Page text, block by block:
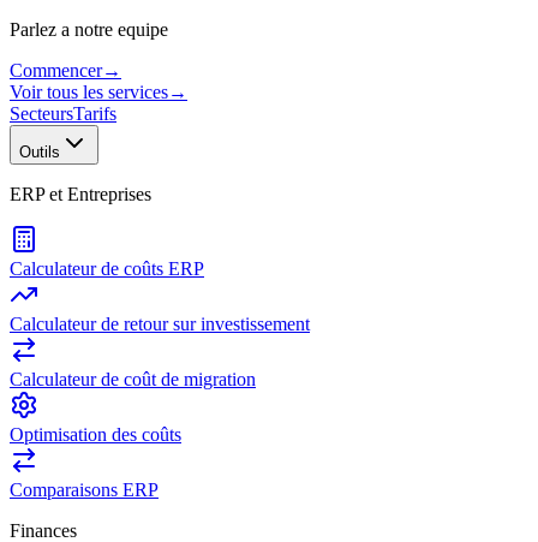
Parlez a notre equipe
Commencer→
Voir tous les services→
SecteursTarifs
Outils
ERP et Entreprises
Calculateur de coûts ERP
Calculateur de retour sur investissement
Calculateur de coût de migration
Optimisation des coûts
Comparaisons ERP
Finances